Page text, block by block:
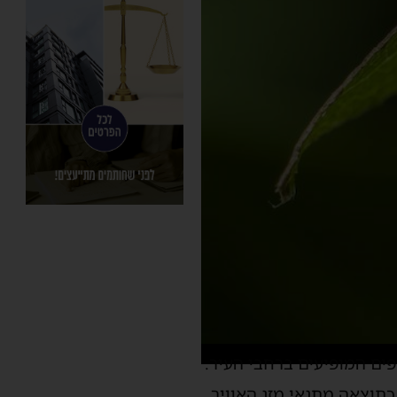
המופיעים ברחבי העיר.